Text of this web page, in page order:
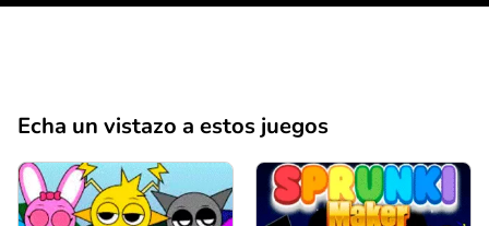
Echa un vistazo a estos juegos